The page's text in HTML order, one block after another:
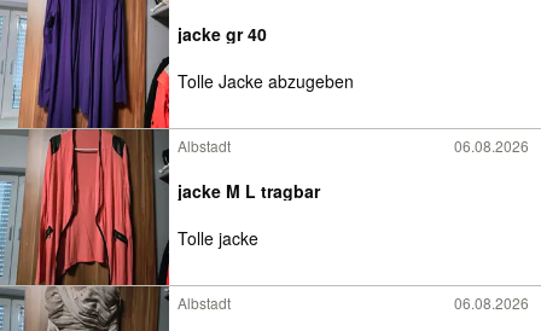
jacke gr 40
Tolle Jacke abzugeben
Albstadt 06.08.2026
jacke M L tragbar
Tolle jacke
Albstadt 06.08.2026